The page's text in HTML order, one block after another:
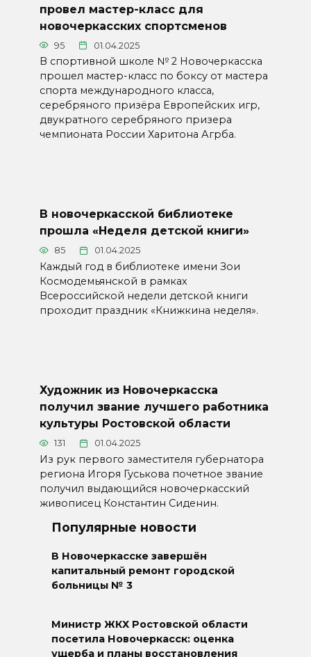
провел мастер-класс для
новочеркасских спортсменов
95 01.04.2025
В спортивной школе № 2 Новочеркасска
прошел мастер-класс по боксу от мастера
спорта международного класса,
серебряного призёра Европейских игр,
двукратного серебряного призера
чемпионата России Харитона Агрба.
В новочеркасской библиотеке
прошла «Неделя детской книги»
85 01.04.2025
Каждый год в библиотеке имени Зои
Космодемьянской в рамках
Всероссийской недели детской книги
проходит праздник «Книжкина неделя».
Художник из Новочеркасска
получил звание лучшего работника
культуры Ростовской области
131 01.04.2025
Из рук первого заместителя губернатора
региона Игоря Гуськова почетное звание
получил выдающийся новочеркасский
живописец Константин Сиденин.
Популярные новости
В Новочеркасске завершён
капитальный ремонт городской
больницы № 3
Министр ЖКХ Ростовской области
посетила Новочеркасск: оценка
ущерба и планы восстановления